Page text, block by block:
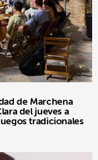
de Marchena
del jueves a
tradicionales